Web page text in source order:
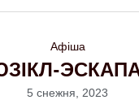
Афіша
5 снежня, 2023